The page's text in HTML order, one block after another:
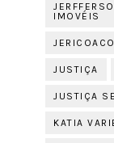
IMOVÉIS
JUSTIÇA
JUSTIÇA
KATIA